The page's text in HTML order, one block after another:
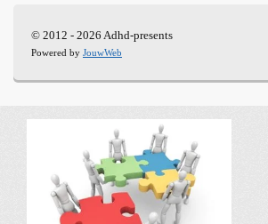
© 2012 - 2026 Adhd-presents
Powered by JouwWeb